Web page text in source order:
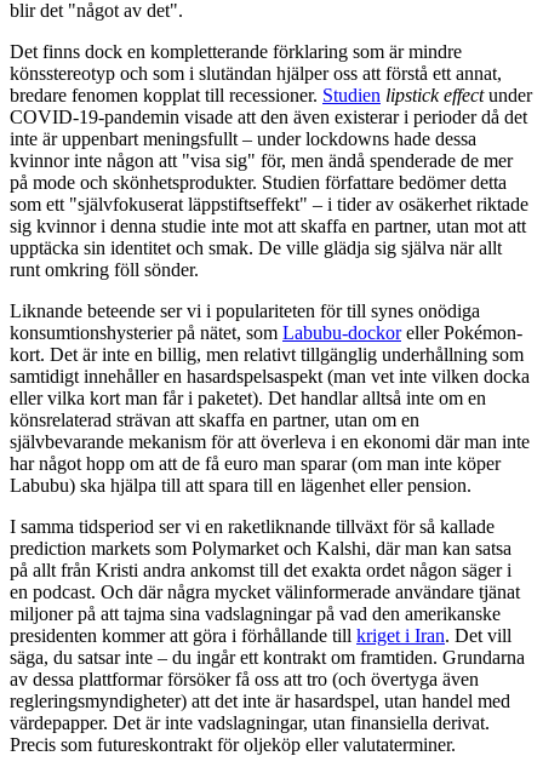
blir det "något av det".
Det finns dock en kompletterande förklaring som är mindre
könsstereotyp och som i slutändan hjälper oss att förstå ett annat,
bredare fenomen kopplat till recessioner. Studien lipstick effectunder
COVID-19-pandemin visade att den även existerar i perioder då det
inte är uppenbart meningsfullt – under lockdowns hade dessa
kvinnor inte någon att "visa sig" för, men ändå spenderade de mer
på mode och skönhetsprodukter. Studien författare bedömer detta
som ett "självfokuserat läppstiftseffekt" – i tider av osäkerhet riktade
sig kvinnor i denna studie inte mot att skaffa en partner, utan mot att
upptäcka sin identitet och smak. De ville glädja sig själva när allt
runt omkring föll sönder.
Liknande beteende ser vi i populariteten för till synes onödiga
konsumtionshysterier på nätet, som Labubu-dockoreller Pokémon-
kort. Det är inte en billig, men relativt tillgänglig underhållning som
samtidigt innehåller en hasardspelsaspekt (man vet inte vilken docka
eller vilka kort man får i paketet). Det handlar alltså inte om en
könsrelaterad strävan att skaffa en partner, utan om en
självbevarande mekanism för att överleva i en ekonomi där man inte
har något hopp om att de få euro man sparar (om man inte köper
Labubu) ska hjälpa till att spara till en lägenhet eller pension.
I samma tidsperiod ser vi en raketliknande tillväxt för så kallade
prediction markets som Polymarket och Kalshi, där man kan satsa
på allt från Kristi andra ankomst till det exakta ordet någon säger i
en podcast. Och där några mycket välinformerade användare tjänat
miljoner på att tajma sina vadslagningar på vad den amerikanske
presidenten kommer att göra i förhållande till kriget i Iran. Det vill
säga, du satsar inte – du ingår ett kontrakt om framtiden. Grundarna
av dessa plattformar försöker få oss att tro (och övertyga även
regleringsmyndigheter) att det inte är hasardspel, utan handel med
värdepapper. Det är inte vadslagningar, utan finansiella derivat.
Precis som futureskontrakt för oljeköp eller valutaterminer.